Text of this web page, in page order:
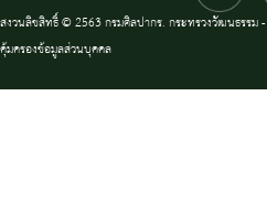
สงวนลิขสิทธิ์ © 2563 กรมศิลปากร. กระทรวงวัฒนธรรม -
คุ้มครองข้อมูลส่วนบุคคล